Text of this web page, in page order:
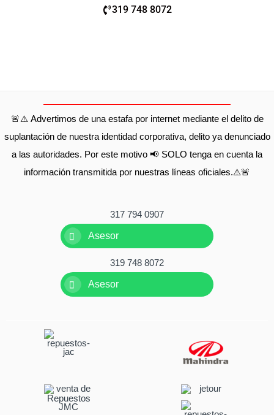
319 748 8072
🚨⚠️ Advertimos de una estafa por internet mediante el delito de
suplantación de nuestra identidad corporativa, delito ya denunciado
a las autoridades. Por este motivo 📢 SOLO tenga en cuenta la
información transmitida por nuestras líneas oficiales.⚠️🚨
317 794 0907
Asesor
319 748 8072
Asesor